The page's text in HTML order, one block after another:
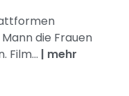
die Frauen
Film... | mehr